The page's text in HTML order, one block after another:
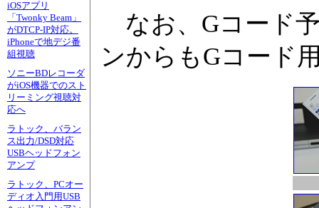
iOSアプリ
「Twonky Beam」
がDTCP-IP対応。
iPhoneで地デジ番
組視聴
ソニーBDレコーダ
がiOS機器でのスト
リーミング視聴対
応へ
ラトック、バラン
ス出力/DSD対応
USBヘッドフォン
アンプ
ラトック、PCオー
ディオ入門用USB
なお、Gコード
ンからもGコード